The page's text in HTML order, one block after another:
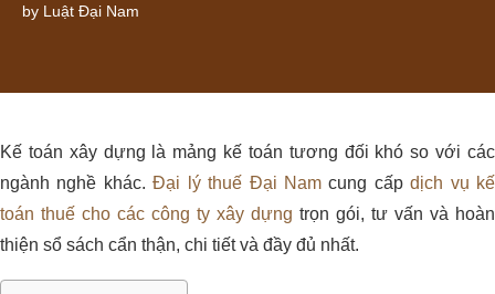
by Luật Đại Nam
Kế toán xây dựng là mảng kế toán tương đối khó so với các
ngành nghề khác.Đại lý thuế Đại Namcung cấpdịch vụ kế
toán thuế cho các công ty xây dựng trọn gói, tư vấn và hoàn
thiện sổ sách cẩn thận, chi tiết và đầy đủ nhất.